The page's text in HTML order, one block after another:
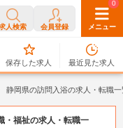
人検索 会員登録 メニュー
0
保存した求人
0
最近見た求人
静岡県の訪問入浴の求人・転職一
・福祉の求人・転職一